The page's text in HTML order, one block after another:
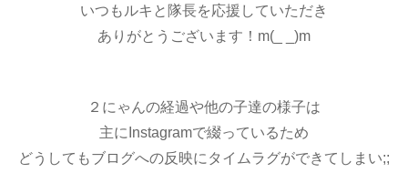
いつもルキと隊長を応援していただき
ありがとうございます！m(_ _)m
２にゃんの経過や他の子達の様子は
主にInstagramで綴っているため
どうしてもブログへの反映にタイムラグができてしまい;;